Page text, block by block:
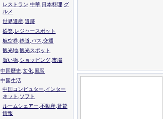
レストラン,中華,日本料理,グ
ルメ
世界遺産,遺跡
娯楽,レジャースポット
航空券,鉄道,バス,交通
観光地,観光スポット
買い物,ショッピング,市場
中国歴史,文化,風習
中国生活
中国コンピュター,インター
ネット,ソフト
ルームシェアー,不動産,賃貸
情報